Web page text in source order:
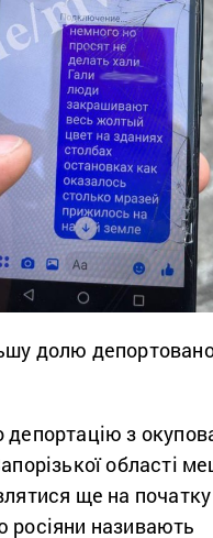
долю
з
області
ще на
росіяни називають